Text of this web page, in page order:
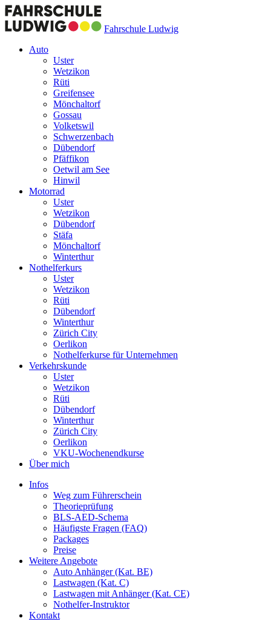
Fahrschule Ludwig
Auto
Uster
Wetzikon
Rüti
Greifensee
Mönchaltorf
Gossau
Volketswil
Schwerzenbach
Dübendorf
Pfäffikon
Oetwil am See
Hinwil
Motorrad
Uster
Wetzikon
Dübendorf
Stäfa
Mönchaltorf
Winterthur
Nothelferkurs
Uster
Wetzikon
Rüti
Dübendorf
Winterthur
Zürich City
Oerlikon
Nothelferkurse für Unternehmen
Verkehrskunde
Uster
Wetzikon
Rüti
Dübendorf
Winterthur
Zürich City
Oerlikon
VKU-Wochenendkurse
Über mich
Infos
Weg zum Führerschein
Theorieprüfung
BLS-AED-Schema
Häufigste Fragen (FAQ)
Packages
Preise
Weitere Angebote
Auto Anhänger (Kat. BE)
Lastwagen (Kat. C)
Lastwagen mit Anhänger (Kat. CE)
Nothelfer-Instruktor
Kontakt